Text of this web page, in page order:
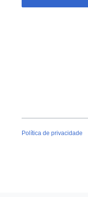
Política de privacidade